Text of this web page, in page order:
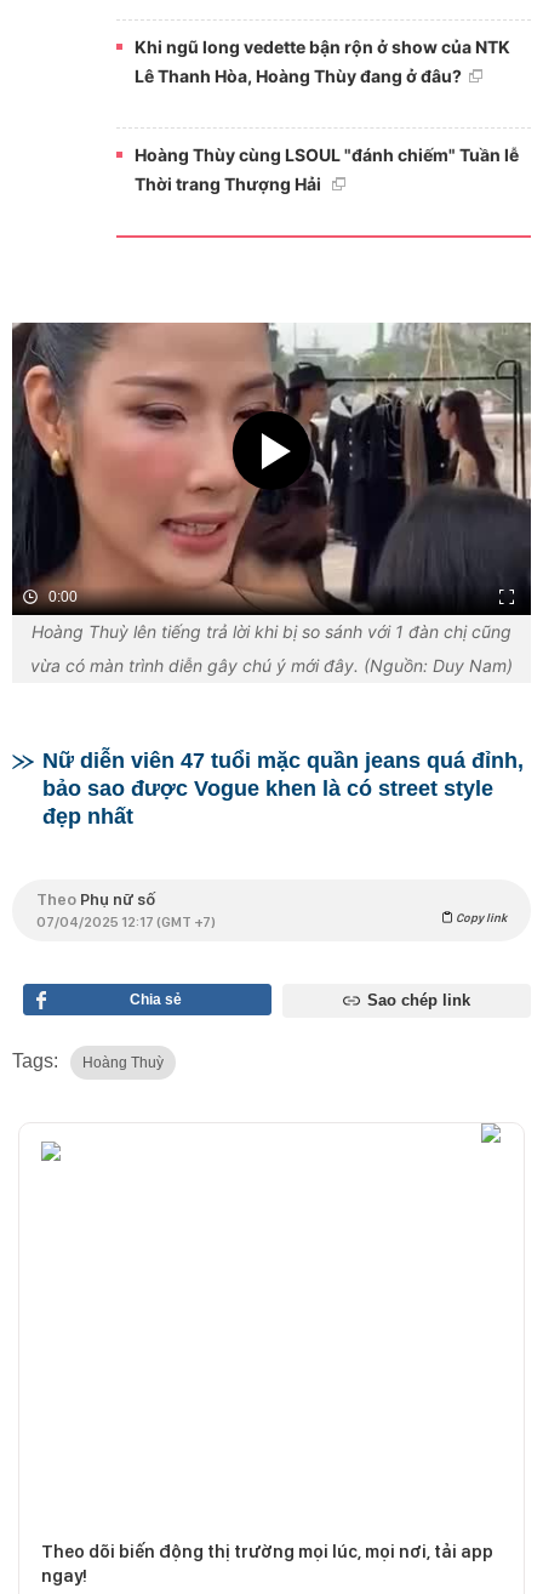
Khi ngũ long vedette bận rộn ở show của NTK
Lê Thanh Hòa, Hoàng Thùy đang ở đâu?
Hoàng Thùy cùng LSOUL "đánh chiếm" Tuần lễ
Thời trang Thượng Hải
0:00
Hoàng Thuỳ lên tiếng trả lời khi bị so sánh với 1 đàn chị cũng
vừa có màn trình diễn gây chú ý mới đây. (Nguồn: Duy Nam)
Nữ diễn viên 47 tuổi mặc quần jeans quá đỉnh,
bảo sao được Vogue khen là có street style
đẹp nhất
Theo Phụ nữ số
07/04/2025 12:17 (GMT +7) Copy link
Chia sẻ Sao chép link
Tags: Hoàng Thuỳ
Theo dõi biến động thị trường mọi lúc, mọi nơi, tải app
ngay!